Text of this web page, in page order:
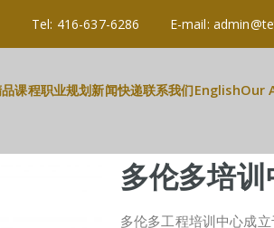
侧） Tel: 416-637-6286 E-mail:
课程职业规划新闻快递联系我们EnglishOur
多伦多培训
多伦多工程培训中心成